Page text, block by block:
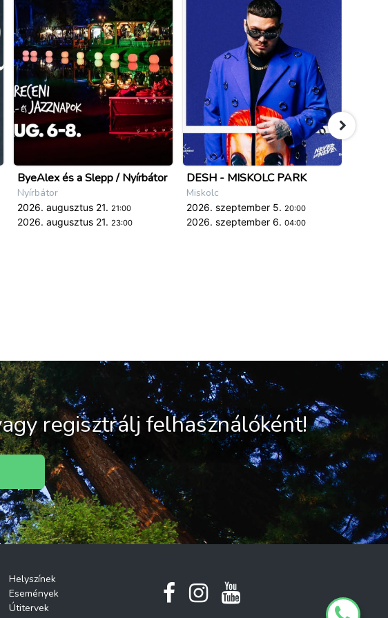
ByeAlex és a Slepp / Nyírbátor
Nyírbátor
2026. augusztus 21. 21:00
2026. augusztus 21. 23:00
DESH - MISKOLC PARK
Miskolc
2026. szeptember 5. 20:00
2026. szeptember 6. 04:00
regisztrálj felhasználóként!
Helyszínek
Események
Útitervek